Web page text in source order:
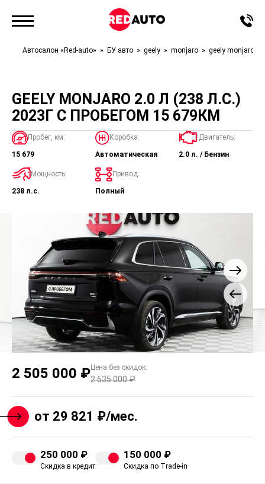
Автосалон «Red-auto» БУ авто geely monjaro geely monjaro
GEELY MONJARO 2.0 Л (238 Л.С.)
2023Г С ПРОБЕГОМ 15 679КМ
Пробег, км:
15 679
Коробка:
Автоматическая
!Двигатель:
2.0 л. / Бензин
Мощность:
238 л.с.
Привод:
Полный
2 505 000 ₽Цена без скидок:
2 635 000 ₽
от 29 821 ₽/мес.
250 000 ₽
Скидка в кредит
150 000 ₽
Скидка по Trade-in